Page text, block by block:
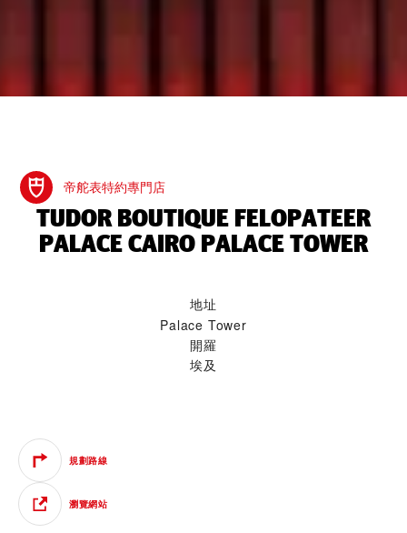
帝舵表特約專門店
‭TUDOR BOUTIQUE FELOPATEER
PALACE CAIRO PALACE TOWER‬
地址
Palace Tower
開羅
埃及
規劃路線
瀏覽網站